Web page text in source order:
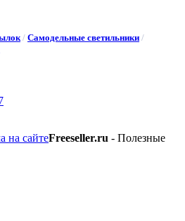
/ Самодельные светильники /
на сайтеFreeseller.ru - Полезные